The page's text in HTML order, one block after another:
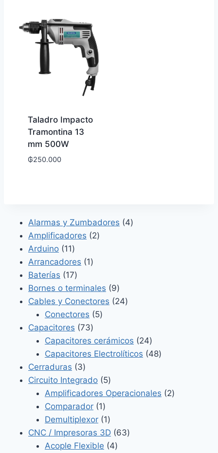
Taladro Impacto
Tramontina 13
mm 500W
₲250.000
Alarmas y Zumbadores 44
Amplificadores 22
Arduino 1111
productos
Arrancadores 11
Baterías 1717
productos
Bornes o terminales 99
productos
Cables y Conectores 2424
Conectores 55
Capacitores 7373
productos
Capacitores cerámicos 2424
productos
Capacitores Electrolíticos 4848
Cerraduras 33
productos
Circuito Integrado 55
productos
Amplificadores Operacionales 22
Comparador 11
producto
Demultiplexor 11
producto
CNC / Impresoras 3D 6363
Acople Flexible 44